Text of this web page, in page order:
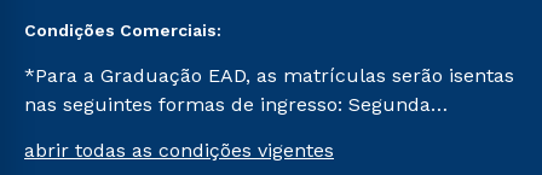
Condições Comerciais:
*Para a Graduação EAD, as matrículas serão isentas
nas seguintes formas de ingresso: Segunda
Já para as demais, a taxa de matrícula será de R$
abrir todas as condições vigentes